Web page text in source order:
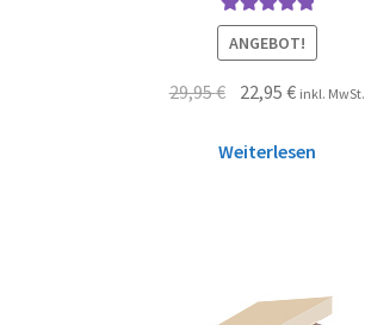
Bewertet mit
5.00von 5
ANGEBOT!
29,95€ 22,95€ inkl. MwSt.
Weiterlesen